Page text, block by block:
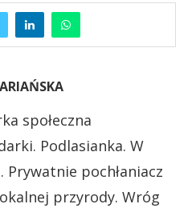
społeczna
Podlasianka. W
Prywatnie pochłaniacz
przyrody. Wróg